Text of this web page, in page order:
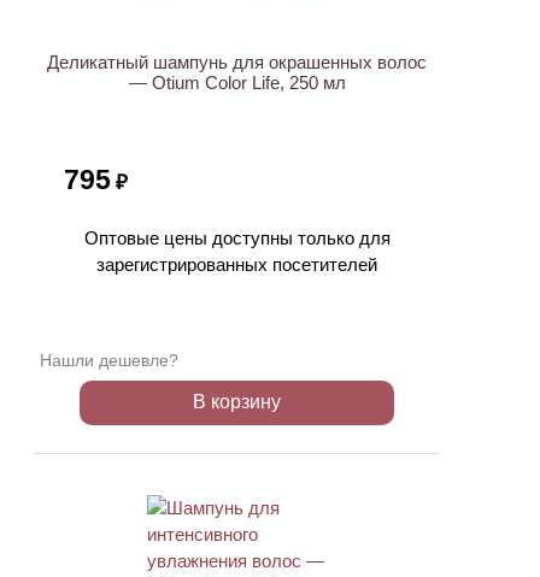
Деликатный шампунь для окрашенных волос
— Otium Color Life, 250 мл
795 ₽
Оптовые цены доступны только для
зарегистрированных посетителей
Нашли дешевле?
В корзину